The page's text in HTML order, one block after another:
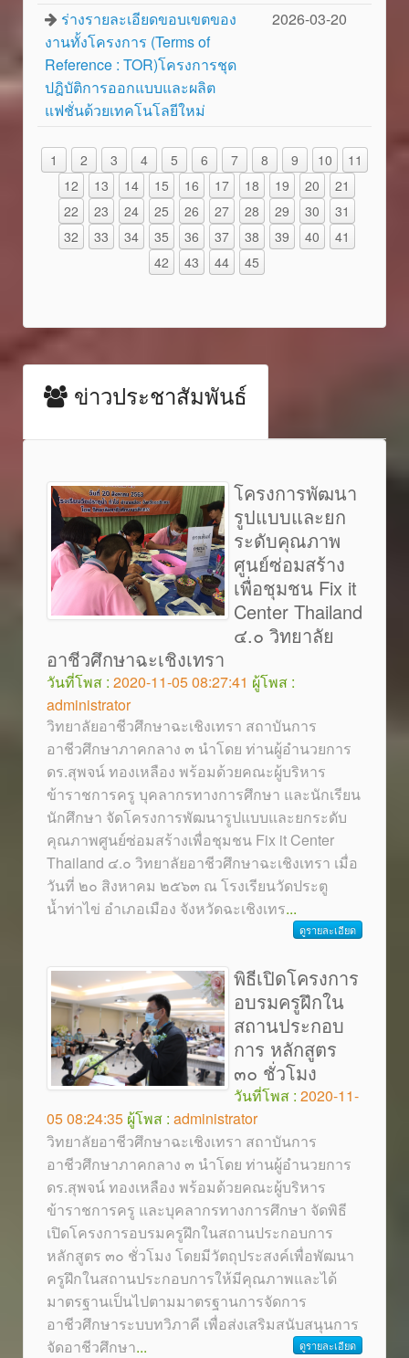
ร่างรายละเอียดขอบเขตของ
งานทั้งโครงการ (Terms of
Reference : TOR)โครงการชุด
ปฎิบัติการออกแบบและผลิต
แฟชั่นด้วยเทคโนโลยีใหม่
2026-03-20
1 2 3 4 5 6 7 8 9 10
11
12
13 14 15 16 17 18 19 20
21
22
23 24 25 26 27 28 29 30
31
32
33 34 35 36 37 38 39 40
41
42
43 44 45
ข่าวประชาสัมพันธ์
โครงการพัฒนา
รูปแบบและยก
ระดับคุณภาพ
ศูนย์ซ่อมสร้าง
เพื่อชุมชน Fix it
Center Thailand
๔.๐ วิทยาลัย
อาชีวศึกษาฉะเชิงเทรา
วันที่โพส : 2020-11-05 08:27:41 ผู้โพส :
administrator
วิทยาลัยอาชีวศึกษาฉะเชิงเทรา สถาบันการ
อาชีวศึกษาภาคกลาง ๓ นำโดย ท่านผู้อำนวยการ
ดร.สุพจน์ ทองเหลือง พร้อมด้วยคณะผู้บริหาร
ข้าราชการครู บุคลากรทางการศึกษา และนักเรียน
นักศึกษา จัดโครงการพัฒนารูปแบบและยกระดับ
คุณภาพศูนย์ซ่อมสร้างเพื่อชุมชน Fix it Center
Thailand ๔.๐ วิทยาลัยอาชีวศึกษาฉะเชิงเทรา เมื่อ
วันที่ ๒๐ สิงหาคม ๒๕๖๓ ณ โรงเรียนวัดประตู
น้ำท่าไข่ อำเภอเมือง จังหวัดฉะเชิงเทร...
ดูรายละเอียด
พิธีเปิดโครงการ
อบรมครูฝึกใน
สถานประกอบ
การ หลักสูตร
๓๐ ชั่วโมง
วันที่โพส : 2020-11-
05 08:24:35 ผู้โพส : administrator
วิทยาลัยอาชีวศึกษาฉะเชิงเทรา สถาบันการ
อาชีวศึกษาภาคกลาง ๓ นำโดย ท่านผู้อำนวยการ
ดร.สุพจน์ ทองเหลือง พร้อมด้วยคณะผู้บริหาร
ข้าราชการครู และบุคลากรทางการศึกษา จัดพิธี
เปิดโครงการอบรมครูฝึกในสถานประกอบการ
หลักสูตร ๓๐ ชั่วโมง โดยมีวัตถุประสงค์เพื่อพัฒนา
ครูฝึกในสถานประกอบการให้มีคุณภาพและได้
มาตรฐานเป็นไปตามมาตรฐานการจัดการ
อาชีวศึกษาระบบทวิภาคี เพื่อส่งเสริมสนับสนุนการ
จัดอาชีวศึกษา... ดูรายละเอียด